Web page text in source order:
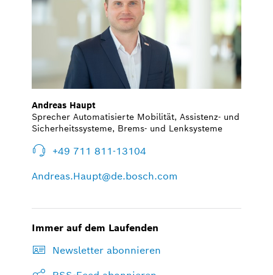
Andreas Haupt
Sprecher Automatisierte Mobilität, Assistenz- und
Sicherheitssysteme, Brems- und Lenksysteme
+49 711 811-13104
Andreas.Haupt@de.bosch.com
Immer auf dem Laufenden
Newsletter abonnieren